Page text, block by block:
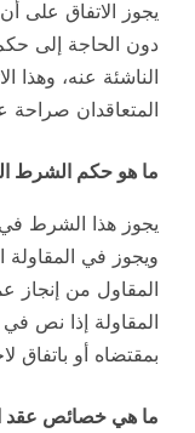
يجوز الاتفاق على
دون الحاجة إلى
الناشئة عنه، وهذا
المتعاقدان صراحة
ما هو حكم الشرط
يجوز هذا الشرط في
ويجوز في المقاولة
المقاول من
المقاولة إذا نص في
بمقتضاه أو
ما هي خصائص عقد